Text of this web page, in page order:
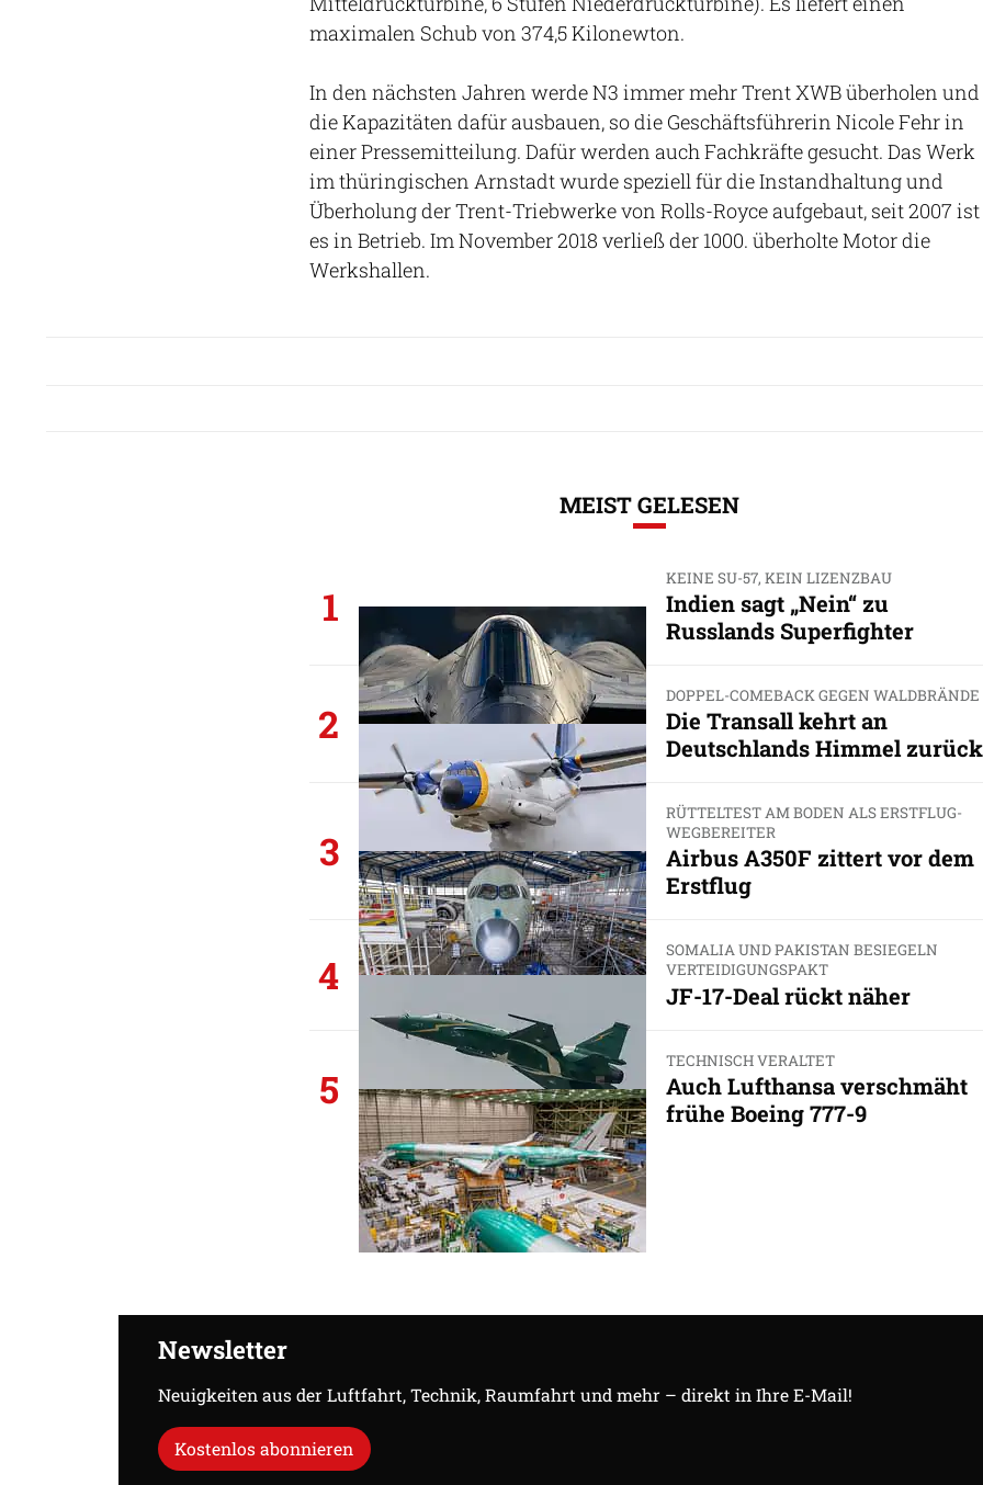
maximalen Schub von 374,5 Kilonewton.
In den nächsten Jahren werde N3 immer mehr Trent XWB überholen und
die Kapazitäten dafür ausbauen, so die Geschäftsführerin Nicole Fehr in
einer Pressemitteilung. Dafür werden auch Fachkräfte gesucht. Das Werk
im thüringischen Arnstadt wurde speziell für die Instandhaltung und
Überholung der Trent-Triebwerke von Rolls-Royce aufgebaut, seit 2007 ist
es in Betrieb. Im November 2018 verließ der 1000. überholte Motor die
Werkshallen.
MEIST GELESEN
1
KEINE SU-57, KEIN LIZENZBAU
Indien sagt „Nein“ zu
Russlands Superfighter
2
DOPPEL-COMEBACK GEGEN WALDBRÄNDE
Die Transall kehrt an
Deutschlands Himmel
3
RÜTTELTEST AM BODEN ALS ERSTFLUG-
WEGBEREITER
Airbus A350F zittert vor dem
Erstflug
4
SOMALIA UND PAKISTAN BESIEGELN
VERTEIDIGUNGSPAKT
JF-17-Deal rückt näher
5
TECHNISCH VERALTET
Auch Lufthansa verschmäht
frühe Boeing 777-9
Newsletter
Neuigkeiten aus der Luftfahrt, Technik, Raumfahrt und mehr – direkt in Ihre E-Mail!
Kostenlos abonnieren